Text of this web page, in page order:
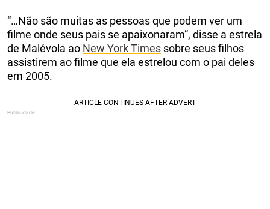
“…Não são muitas as pessoas que podem ver um
filme onde seus pais se apaixonaram”, disse a estrela
de Malévola ao New York Times sobre seus filhos
assistirem ao filme que ela estrelou com o pai deles
em 2005.